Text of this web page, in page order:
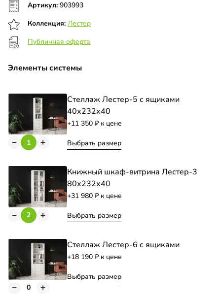
Артикул: 903993
Коллекция: Лестер
Публичная оферта
Элементы системы
Стеллаж Лестер-5 с ящиками
40х232х40
+11 350 к цене
Выбрать размер
Книжный шкаф-витрина Лестер-3
80х232х40
+31 980 к цене
Выбрать размер
Стеллаж Лестер-6 с ящиками
+18 190 к цене
Выбрать размер